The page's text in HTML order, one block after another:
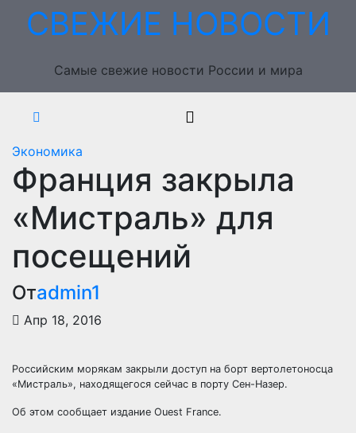
ПерейтиСВЕЖИЕ НОВОСТИ
Самые свежие новости России и мира
Экономика
Франция закрыла
«Мистраль» для
посещений
Отadmin1
Апр 18, 2016
Российским морякам закрыли доступ на борт вертолетоносца
«Мистраль», находящегося сейчас в порту Сен-Назер.
Об этом сообщает издание Ouest France.